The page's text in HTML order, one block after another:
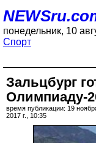
понедельник, 10
Спорт
Зальцбург
Олимпиаду-
время публикации: 19
2017 г., 10:35